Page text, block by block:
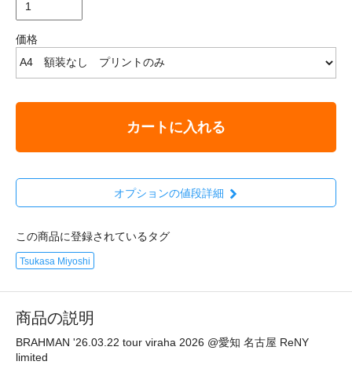
価格
カートに入れる
オプションの値段詳細
この商品に登録されているタグ
Tsukasa Miyoshi
商品の説明
BRAHMAN '26.03.22 tour viraha 2026 @愛知 名古屋 ReNY
limited